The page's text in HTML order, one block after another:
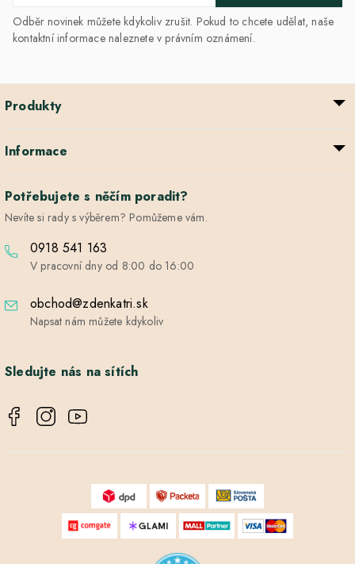
Odběr novinek můžete kdykoliv zrušit. Pokud to chcete udělat, naše
kontaktní informace naleznete v právním oznámení.
Produkty
Informace
Potřebujete s něčím poradit?
Nevíte si rady s výběrem? Pomůžeme vám.
0918 541 163
V pracovní dny od 8:00 do 16:00
obchod@zdenkatri.sk
Napsat nám můžete kdykoliv
Sledujte nás na sítích